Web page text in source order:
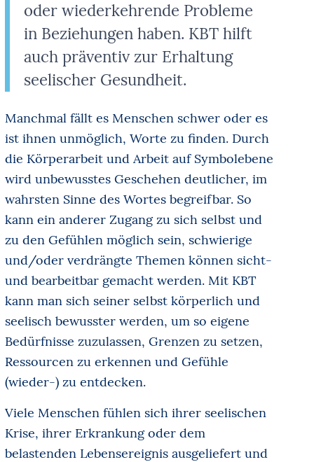
oder wiederkehrende Probleme
in Beziehungen haben. KBT hilft
auch präventiv zur Erhaltung
seelischer Gesundheit.
Manchmal fällt es Menschen schwer oder es
ist ihnen unmöglich, Worte zu finden. Durch
die Körperarbeit und Arbeit auf Symbolebene
wird unbewusstes Geschehen deutlicher, im
wahrsten Sinne des Wortes begreifbar. So
kann ein anderer Zugang zu sich selbst und
zu den Gefühlen möglich sein, schwierige
und/oder verdrängte Themen können sicht-
und bearbeitbar gemacht werden. Mit KBT
kann man sich seiner selbst körperlich und
seelisch bewusster werden, um so eigene
Bedürfnisse zuzulassen, Grenzen zu setzen,
Ressourcen zu erkennen und Gefühle
(wieder-) zu entdecken.
Viele Menschen fühlen sich ihrer seelischen
Krise, ihrer Erkrankung oder dem
belastenden Lebensereignis ausgeliefert und